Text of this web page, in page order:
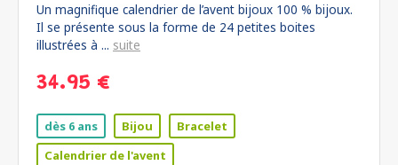
Un magnifique calendrier de l’avent bijoux 100 % bijoux.
Il se présente sous la forme de 24 petites boites
illustrées à ... suite
34.95 €
dès 6 ans Bijou
Bracelet
Calendrier de l'avent